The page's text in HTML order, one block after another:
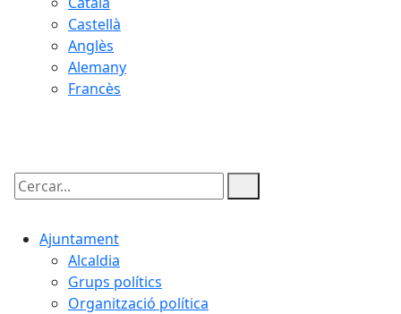
Castellà
Anglès
Alemany
Francès
Cercar:
Ajuntament
Alcaldia
Grups polítics
Organització política